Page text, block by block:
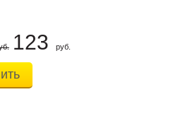
123 руб.